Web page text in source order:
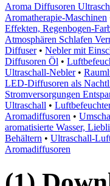
Aroma Diffusoren
Aromatherapie-Maschinen
Effekten, Regenbogen-
Atmosphären Schlafen
Diffuser• Nebler mit
Diffusoren Öl •
Ultraschall-Nebler•
LED-Diffusoren als
Stromversorgungen
Ultraschall •
Aromadiffusoren •
aromatisierte Wasser,
Behältern • Ultraschall-
Aromadiffusoren